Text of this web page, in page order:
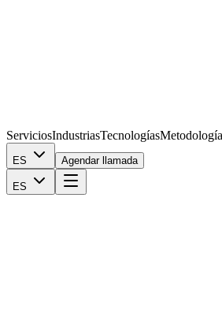
ServiciosIndustriasTecnologíasMetodología
ES Agendar llamada
ES